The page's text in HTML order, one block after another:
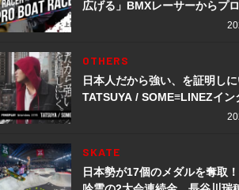
広げる」BMXレーサーからプ
レーサーへ転身。上田龍星が
OTHERS
日本人だから強い、を証明しに
TATSUYA / SOME≡LINEZイン
SKATE
日本勢が17個のメダルを奪取